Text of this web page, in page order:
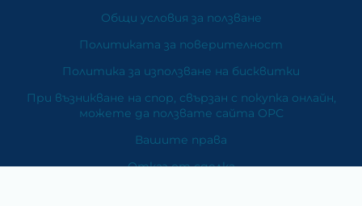
Общи условия за ползване
Политиката за поверителност
Политика за използване на бисквитки
При възникване на спор, свързан с покупка онлайн,
можете да ползвате сайта ОРС
Вашите права
Отказ от сделка